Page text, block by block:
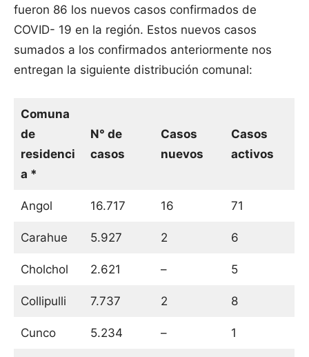
fueron 86 los nuevos casos confirmados de
COVID- 19 en la región. Estos nuevos casos
sumados a los confirmados anteriormente nos
entregan la siguiente distribución comunal:
Comuna
de
residenci
a *
N° de
casos
Casos
nuevos
Casos
activos
Angol 16.717 16 71
Carahue 5.927 2 6
Cholchol 2.621 – 5
Collipulli 7.737 2 8
Cunco 5.234 – 1